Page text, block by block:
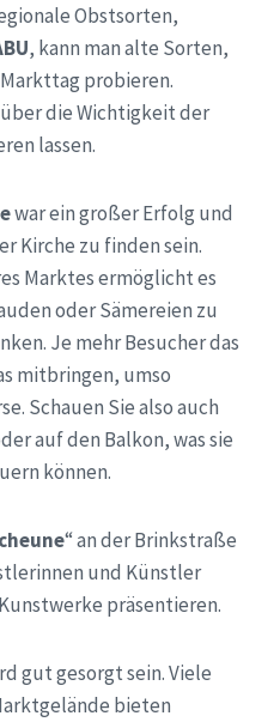
Obstsorten,
, kann man alte Sorten,
probieren.
die Wichtigkeit der
lassen.
war ein großer Erfolg und
Kirche zu finden sein.
Marktes ermöglicht es
oder Sämereien zu
Je mehr Besucher das
mitbringen, umso
Schauen Sie also auch
auf den Balkon, was sie
können.
“ an der Brinkstraße
und Künstler
präsentieren.
gut gesorgt sein. Viele
bieten